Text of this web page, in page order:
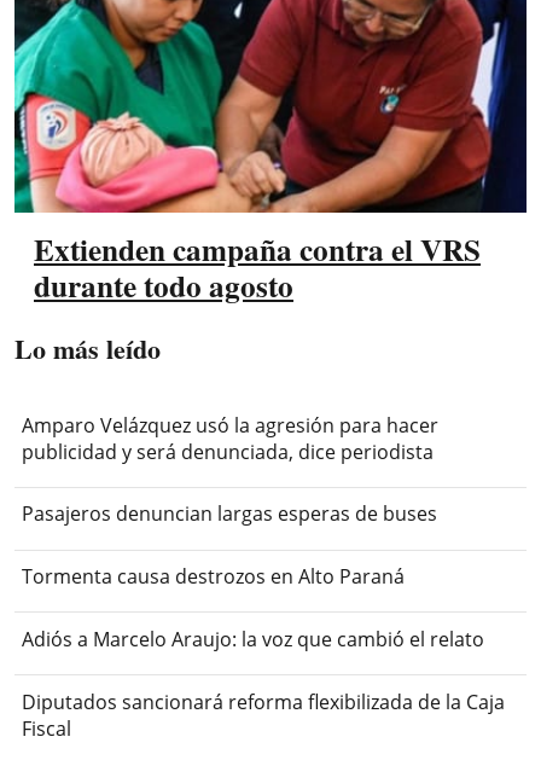
Extienden campaña contra el VRS
durante todo agosto
Lo más leído
Amparo Velázquez usó la agresión para hacer
publicidad y será denunciada, dice periodista
Pasajeros denuncian largas esperas de buses
Tormenta causa destrozos en Alto Paraná
Adiós a Marcelo Araujo: la voz que cambió el relato
Diputados sancionará reforma flexibilizada de la Caja
Fiscal